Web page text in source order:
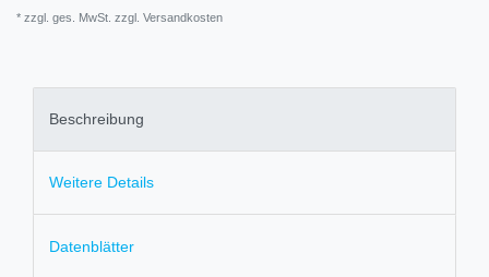
* zzgl. ges. MwSt. zzgl. Versandkosten
Beschreibung
Weitere Details
Datenblätter